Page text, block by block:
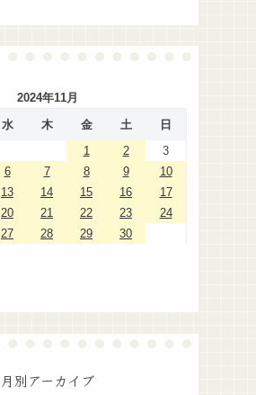
2024年11月
水 木 金 土
日
1
2
3
6 7 8 9
10
13 14 15 16
17
20 21 22 23
24
27 28 29 30
月別アーカイブ